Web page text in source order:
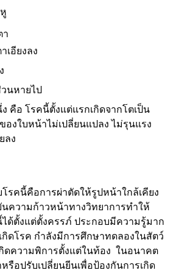
เอียงลง
นหายไป
คือ โรคนี้ตั้งแต่แรกเกิดจากโตเป็น
งใบหน้าไม่เปลี่ยนแปลง ไม่รุนแรง
ลง
รคนี้คือการผ่าตัดให้รูปหน้าใกล้เคียง
ความก้าวหน้าทางวิทยาการทำให้
ด้ตั้งแต่ตั้งครรภ์ ประกอบมีความรู้มาก
กิดโรค กำลังมีการศึกษาทดลองในสัตว์
ดความพิการตั้งแต่ในท้อง ในอนาคต
รือปรับเปลี่ยนยีนเพื่อป้องกันการเกิด